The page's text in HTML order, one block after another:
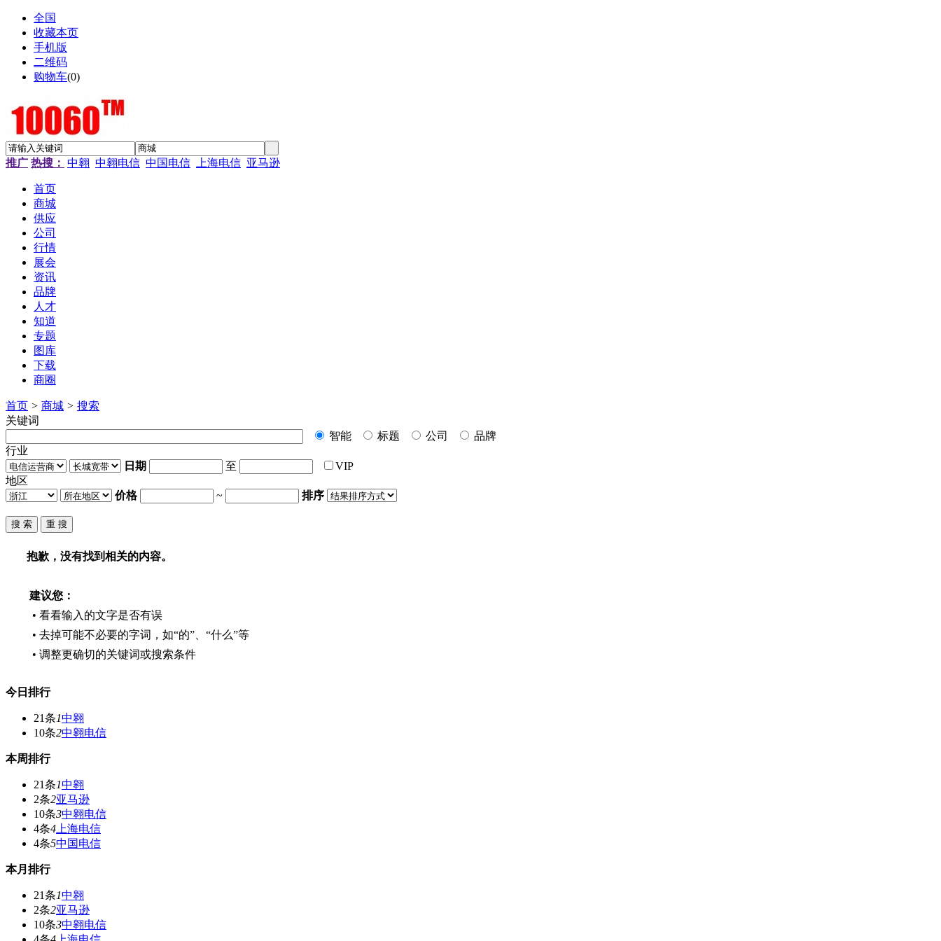
全国
收藏本页
手机版
二维码
购物车(0)
推广 热搜： 中翱 中翱电信 中国电信 上海电信 亚马逊
首页
商城
供应
公司
行情
展会
资讯
品牌
人才
知道
专题
图库
下载
商圈
首页 > 商城 > 搜索
关键词
智能
标题 公司
品牌
行业
日期
至
VIP
地区
价格
~ 排序
抱歉，没有找到相关的内容。
建议您：
• 看看输入的文字是否有误
• 去掉可能不必要的字词，如“的”、“什么”等
• 调整更确切的关键词或搜索条件
今日排行
21条1中翱
10条2中翱电信
本周排行
21条1中翱
2条2亚马逊
10条3中翱电信
4条4 上海电信
4条5中国电信
本月排行
21条1中翱
2条2亚马逊
10条3中翱电信